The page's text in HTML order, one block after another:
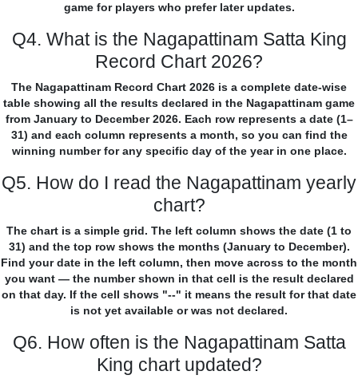
game for players who prefer later updates.
Q4. What is the Nagapattinam Satta King
Record Chart 2026?
The Nagapattinam Record Chart 2026 is a complete date-wise
table showing all the results declared in the Nagapattinam game
from January to December 2026. Each row represents a date (1–
31) and each column represents a month, so you can find the
winning number for any specific day of the year in one place.
Q5. How do I read the Nagapattinam yearly
chart?
The chart is a simple grid. The left column shows the date (1 to
31) and the top row shows the months (January to December).
Find your date in the left column, then move across to the month
you want — the number shown in that cell is the result declared
on that day. If the cell shows "--" it means the result for that date
is not yet available or was not declared.
Q6. How often is the Nagapattinam Satta
King chart updated?